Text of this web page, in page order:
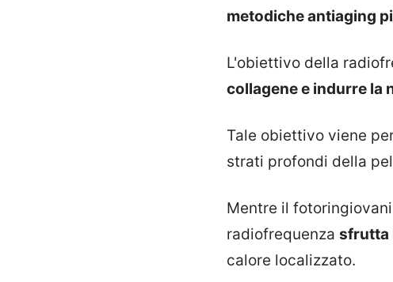
metodiche antiaging
L'obiettivo della
collagene e indurre la
Tale obiettivo viene
strati profondi della
Mentre il
radiofrequenza sfrutta
calore localizzato.